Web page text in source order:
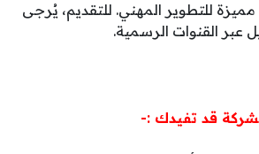
للتطوير المهني. للتقديم، يُرجى
عبر القنوات الرسمية.
قد تفيدك :-